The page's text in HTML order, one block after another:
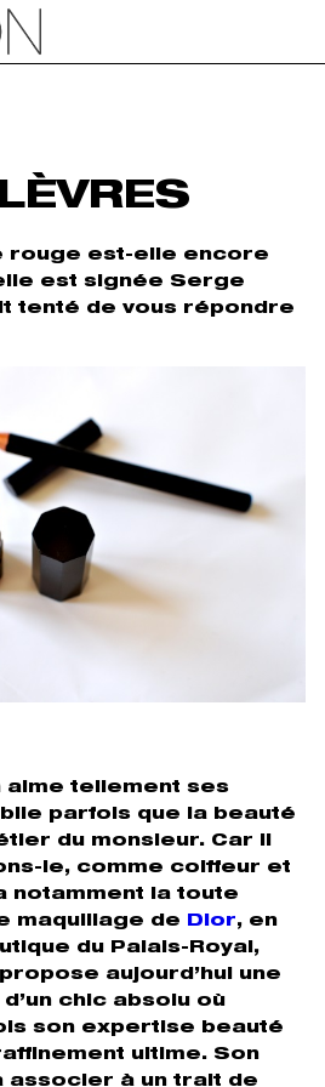
rouge est-elle encore
est signée Serge
tenté de vous répondre
aime tellement ses
parfois que la beauté
du monsieur. Car il
le, comme coiffeur et
notamment la toute
maquillage de Dior, en
du Palais-Royal,
aujourd’hui une
chic absolu où
son expertise beauté
ultime. Son
associer à un trait de